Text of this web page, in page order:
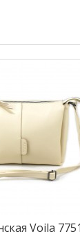
Voila